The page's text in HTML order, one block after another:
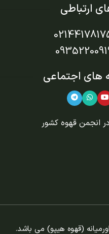
ارتباطی
های اجتماعی
انجمن قهوه کشور
(قهوه هیپو) می باشد.